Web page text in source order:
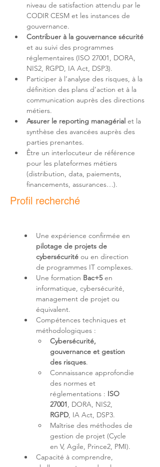
niveau de satisfaction attendu par le
CODIR CESM et les instances de
gouvernance.
Contribuer à la gouvernance sécurité
et au suivi des programmes
réglementaires (ISO 27001, DORA,
NIS2, RGPD, IA Act, DSP3).
Participer à l’analyse des risques, à la
définition des plans d’action et à la
communication auprès des directions
métiers.
Assurer le reporting managérial et la
synthèse des avancées auprès des
parties prenantes.
Être un interlocuteur de référence
pour les plateformes métiers
(distribution, data, paiements,
financements, assurances…).
Profil recherché
Une expérience confirmée en
pilotage de projets de
cybersécurité ou en direction
de programmes IT complexes.
Une formation Bac+5 en
informatique, cybersécurité,
management de projet ou
équivalent.
Compétences techniques et
méthodologiques :
Cybersécurité,
gouvernance et gestion
des risques.
Connaissance approfondie
des normes et
réglementations : ISO
27001, DORA, NIS2,
RGPD, IA Act, DSP3.
Maîtrise des méthodes de
gestion de projet (Cycle
en V, Agile, Prince2, PMI).
Capacité à comprendre,